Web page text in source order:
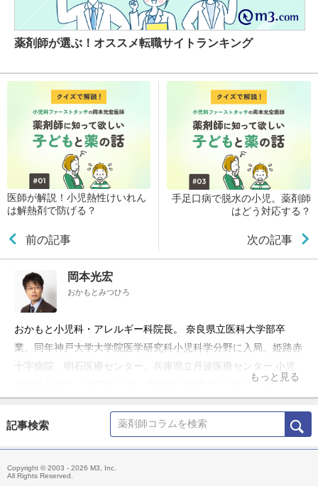
薬剤師が選ぶ！オススメ転職サイトランキング
医師が解説！小児熱性けいれん
は解熱剤で防げる？
前の記事
手足口病で脱水の小児。薬剤師
はどう対応する？
次の記事
岡本光宏
おかもとみつひろ
おかもと小児科・アレルギー科院長。 奈良県立医科大学部卒
業。同年神戸大学大学院医学研究科小児科学分野に入局。姫路赤
十字病院、明石医療センター、兵庫県立丹波医療センター 小児
科医長を経て、2023年７月、兵庫県三田市で「おかもと小児
広く診察している。３児の父として、子育てにも積極的に関わ
る。 著書に『研修医24人が選ぶ 小児科 ベストクエスチョン』
ァーストタッチ』（じほう）など。
もっと見る
記事検索
Copyright © 2003 - 2026 M3, Inc.
All Rights Reserved.